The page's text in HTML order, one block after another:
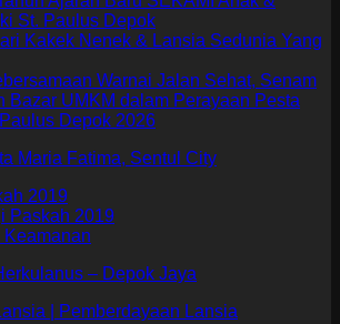
St. Paulus Depok
Kakek Nenek & Lansia Sedunia Yang
Warnai Jalan Sehat, Senam
Bazar UMKM dalam Perayaan Pesta
Depok 2026
Maria Fatima, Sentul City
2019
Paskah 2019
Keamanan
– Depok Jaya
| Pemberdayaan Lansia